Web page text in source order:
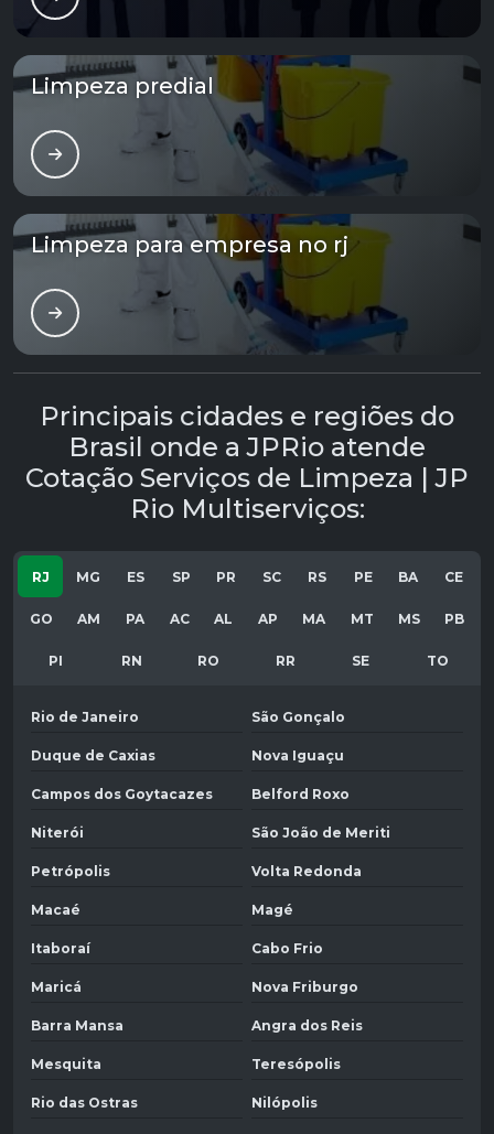
Limpeza predial
Limpeza para empresa no rj
Principais cidades e regiões do
Brasil onde a JPRio atende
Cotação Serviços de Limpeza | JP
Rio Multiserviços:
RJ MG ES SP PR SC RS PE BA CE
GO AM PA AC AL AP MA MT MS PB
PI RN RO RR SE TO
Rio de Janeiro São Gonçalo
Duque de Caxias Nova Iguaçu
Campos dos Goytacazes Belford Roxo
Niterói São João de Meriti
Petrópolis Volta Redonda
Macaé Magé
Itaboraí Cabo Frio
Maricá Nova Friburgo
Barra Mansa Angra dos Reis
Mesquita Teresópolis
Rio das Ostras Nilópolis